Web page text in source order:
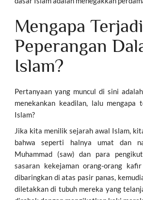
Mengapa Terjadi
Peperangan
Islam?
Pertanyaan yang muncul di sini
menekankan keadilan, lalu mengapa
Islam?
Jika kita menilik sejarah awal Islam,
bahwa seperti halnya umat dan
Muhammad (saw) dan para
sasaran kekejaman orang-orang
dibaringkan di atas pasir panas,
diletakkan di tubuh mereka yang